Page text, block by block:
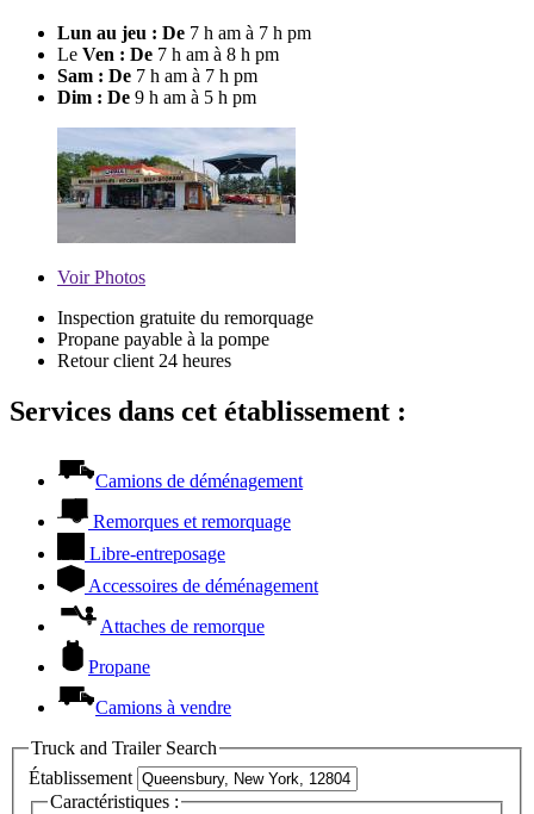
Lun au jeu : De 7 h am à 7 h pm
Le Ven : De 7 h am à 8 h pm
Sam : De 7 h am à 7 h pm
Dim : De 9 h am à 5 h pm
VoirPhotos
Inspection gratuite du remorquage
Propane payable à la pompe
Retour client 24 heures
Services dans cet établissement :
Camions de déménagement
Remorques et remorquage
Libre-entreposage
Accessoires de déménagement
Attaches de remorque
Propane
Camions à vendre
Truck and Trailer Search
Établissement
Caractéristiques :